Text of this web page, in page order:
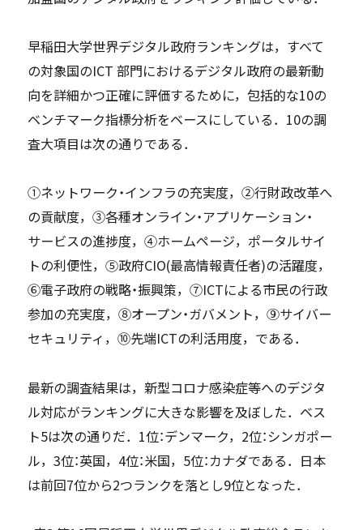
早稲田大学世界デジタル政府ランキングは，すべて
の対象国のICT 部門におけるデジタル政府の最新動
向を詳細かつ正確に評価するために，包括的な10の
ベンチマーク指標分析をベースにしている．10の調
査大項目は次の通りである．
①ネットワーク・インフラの充実度，②行財政改革へ
の貢献度，③各種オンライン・アプリケーション・
サービスの進捗度，④ホームページ，ポータルサイ
トの利便性，⑤政府CIO(最高情報責任者)の活躍度，
⑥電子政府の戦略・振興策，⑦ICTによる市民の行政
参加の充実度，⑧オープン・ガバメント，⑨サイバー
セキュリティ，⑩先端ICTの利活用度，である．
最新の調査結果は，新型コロナ感染症等へのデジタ
ル対応がランキングに大きな影響を及ぼした．ベス
ト5は次の通りだ．1位：デンマーク，2位：シンガポー
ル，3位：英国，4位：米国，5位：カナダである．日本
は前回7位から2つランクを落とし9位となった．